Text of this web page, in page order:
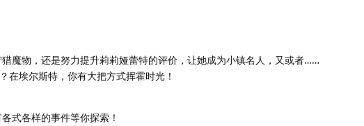
魔物，还是努力提升莉莉娅蕾特的评价，让她成为小镇名人，又或者……
在埃尔斯特，你有大把方式挥霍时光！
式各样的事件等你探索！